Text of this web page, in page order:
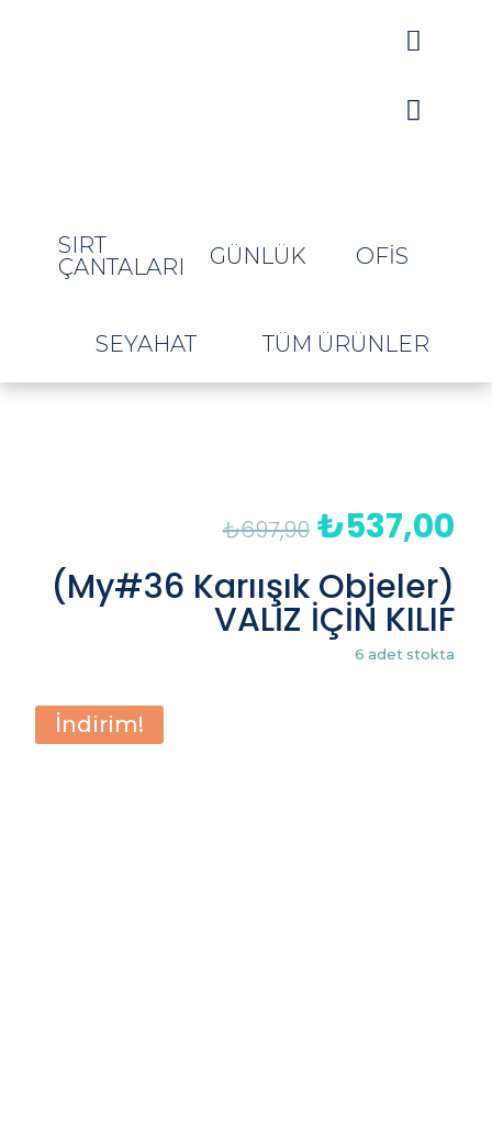


SIRT
ÇANTALARI
GÜNLÜK OFIS
SEYAHAT TÜM ÜRÜNLER
₺697,90 Orijinal
fiyat:
₺697,90.
₺537,00Şu
(My#36 Karıışık Objeler)
VALİZ İÇİN KILIF
6 adet stokta
İndirim!